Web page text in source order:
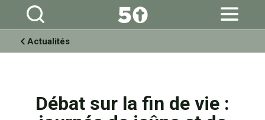
Aller
personnels
Actualités
Débat sur la fin de vie :